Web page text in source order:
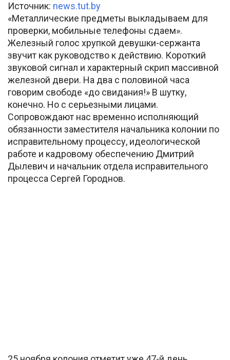
Источник: news.tut.by
«Металлические предметы выкладываем для
проверки, мобильные телефоны сдаем».
Железный голос хрупкой девушки-сержанта
звучит как руководство к действию. Короткий
звуковой сигнал и характерный скрип массивной
железной двери. На два с половиной часа
говорим свободе «до свидания!» В шутку,
конечно. Но с серьезными лицами.
Сопровождают нас временно исполняющий
обязанности заместителя начальника колонии по
исправительному процессу, идеологической
работе и кадровому обеспечению Дмитрий
Дылевич и начальник отдела исправительного
процесса Сергей Городнов.